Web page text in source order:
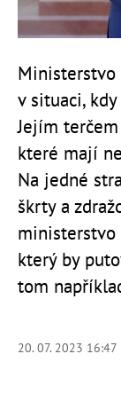
Ministerstvo
v situaci,
Jejím
které mají
Na jedné
škrty a
ministerstvo
který by
tom
20. 07. 2023